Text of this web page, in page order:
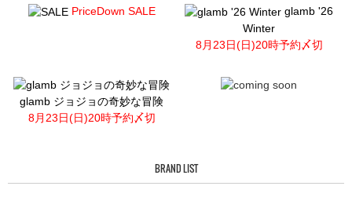
PriceDown SALE
glamb '26
Winter
8月23日(日)20時予約〆切
glamb ジョジョの奇妙な冒険
8月23日(日)20時予約〆切
BRAND LIST